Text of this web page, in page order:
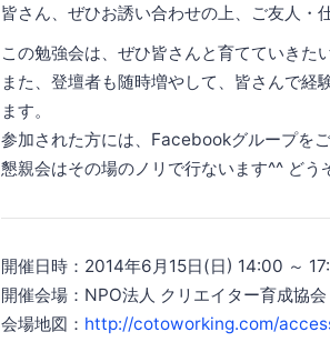
皆さん、ぜひお誘い合わせの上、ご友人・
この勉強会は、ぜひ皆さんと育てていき
また、登壇者も随時増やして、皆さんで
ます。
参加された方には、Facebookグループを
懇親会はその場のノリで行ないます^^ どう
開催日時：2014年6月15日(日) 14:00 ～
開催会場：NPO法人 クリエイター育成協
会場地図： http://cotoworking.com/